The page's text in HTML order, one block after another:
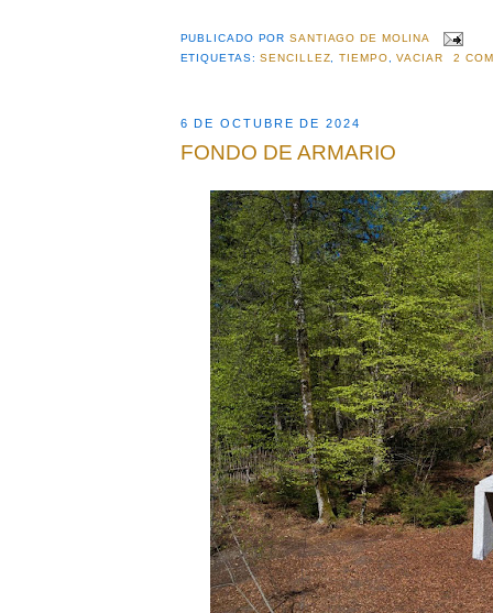
PUBLICADO PORSANTIAGO DE MOLINA
ETIQUETAS:SENCILLEZ ,TIEMPO ,VACIAR 2
6 DE OCTUBRE DE 2024
FONDO DE ARMARIO